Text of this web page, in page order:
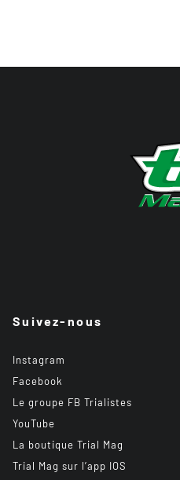
Suivez-nous
Instagram
Facebook
Le groupe FB Trialistes
YouTube
La boutique Trial Mag
Trial Mag sur l’app IOS